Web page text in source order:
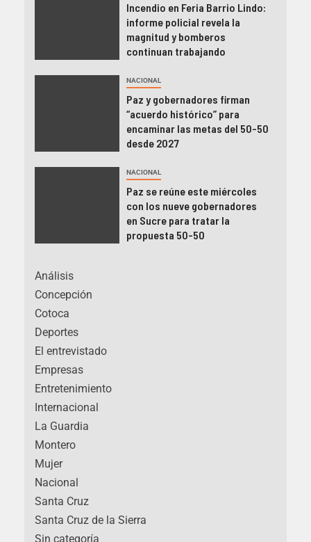
Incendio en Feria Barrio Lindo:
informe policial revela la
magnitud y bomberos
continuan trabajando
NACIONAL
Paz y gobernadores firman
“acuerdo histórico” para
encaminar las metas del 50-50
desde 2027
NACIONAL
Paz se reúne este miércoles
con los nueve gobernadores
en Sucre para tratar la
propuesta 50-50
Análisis
Concepción
Cotoca
Deportes
El entrevistado
Empresas
Entretenimiento
Internacional
La Guardia
Montero
Mujer
Nacional
Santa Cruz
Santa Cruz de la Sierra
Sin categoría